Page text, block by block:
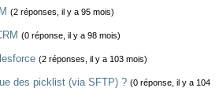
(2 réponses, il y a 95 mois)
(0 réponse, il y a 98 mois)
(2 réponses, il y a 103 mois)
des picklist (via SFTP) ? (0 réponse, il y a 104